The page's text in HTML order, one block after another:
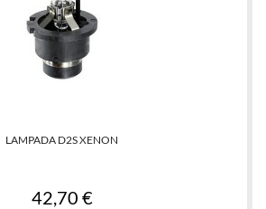
LAMPADA D2S XENON
42,70 €